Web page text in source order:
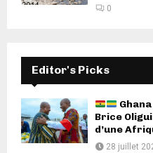
0
Editor's Picks
Brice
d’une
28 juillet